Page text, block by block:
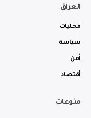
العراق
محليات
سياسة
أمن
أقتصاد
منوعات